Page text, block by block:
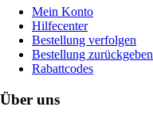
Mein Konto
Hilfecenter
Bestellung verfolgen
Bestellung zurückgeben
Rabattcodes
Über uns